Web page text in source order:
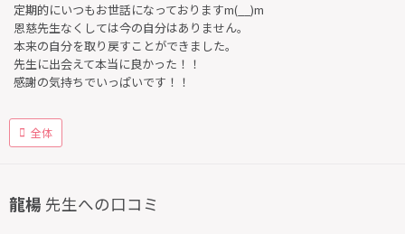
定期的にいつもお世話になっておりますm(__)m
恩慈先生なくしては今の自分はありません。
本来の自分を取り戻すことができました。
先生に出会えて本当に良かった！！
感謝の気持ちでいっぱいです！！
全体
龍楊 先生への口コミ